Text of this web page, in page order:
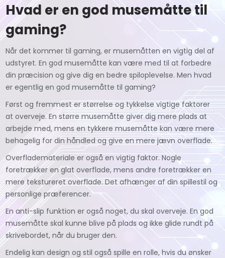
Hvad er en god musemåtte til
gaming?
Når det kommer til gaming, er musemåtten en vigtig del af
udstyret. En god musemåtte kan være med til at forbedre
din præcision og give dig en bedre spiloplevelse. Men hvad
er egentlig en god musemåtte til gaming?
Først og fremmest er størrelse og tykkelse vigtige faktorer
at overveje. En større musemåtte giver dig mere plads at
arbejde med, mens en tykkere musemåtte kan være mere
behagelig for din håndled og give en mere jævn overflade.
Overflademateriale er også en vigtig faktor. Nogle
foretrækker en glat overflade, mens andre foretrækker en
mere tekstureret overflade. Det afhænger af din spillestil og
personlige præferencer.
En anti-slip funktion er også noget, du skal overveje. En god
musemåtte skal kunne blive på plads og ikke glide rundt på
skrivebordet, når du bruger den.
Endelig kan design og stil også spille en rolle, hvis du ønsker